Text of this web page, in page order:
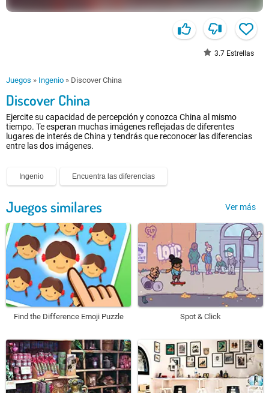
3.7 Estrellas
Juegos » Ingenio » Discover China
Discover China
Ejercite su capacidad de percepción y conozca China al mismo
tiempo. Te esperan muchas imágenes reflejadas de diferentes
lugares de interés de China y tendrás que reconocer las diferencias
entre las dos imágenes.
Ingenio Encuentra las diferencias
Juegos similares Ver más
Find the Difference Emoji Puzzle Spot & Click